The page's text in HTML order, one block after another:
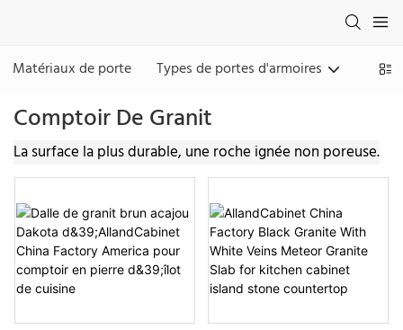
Matériaux de porte Types de portes d'armoires
Comptoir De Granit
La surface la plus durable, une roche ignée non poreuse.